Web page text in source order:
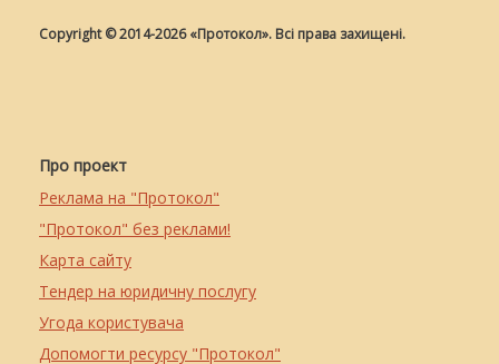
Copyright © 2014-2026 «Протокол». Всі права захищені.
Про проект
Реклама на "Протокол"
"Протокол" без реклами!
Карта сайту
Тендер на юридичну послугу
Угода користувача
Допомогти ресурсу "Протокол"